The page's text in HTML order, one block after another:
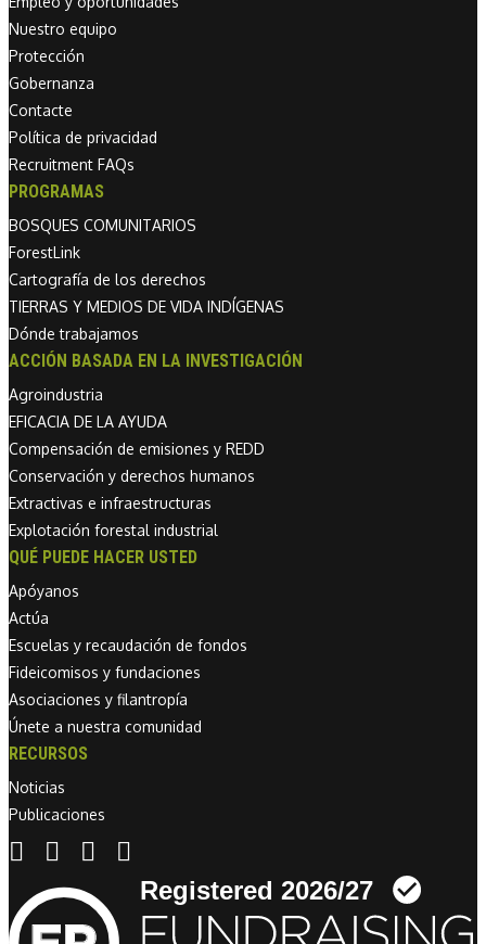
Nuestro equipo
Protección
Gobernanza
Contacte
Política de privacidad
Recruitment FAQs
PROGRAMAS
BOSQUES COMUNITARIOS
ForestLink
Cartografía de los derechos
TIERRAS Y MEDIOS DE VIDA INDÍGENAS
Dónde trabajamos
ACCIÓN BASADA EN LA INVESTIGACIÓN
Agroindustria
EFICACIA DE LA AYUDA
Compensación de emisiones y REDD
Conservación y derechos humanos
Extractivas e infraestructuras
Explotación forestal industrial
QUÉ PUEDE HACER USTED
Apóyanos
Actúa
Escuelas y recaudación de fondos
Fideicomisos y fundaciones
Asociaciones y filantropía
Únete a nuestra comunidad
RECURSOS
Noticias
Publicaciones
Linkedin link